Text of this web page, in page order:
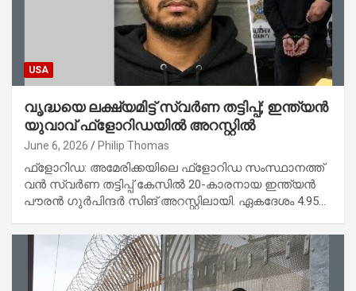
USA
വൃദ്ധയെ ലക്ഷ്യമിട്ട് സ്വർണ തട്ടിപ്പ്; ഇന്ത്യൻ
യുവാവ് ഫ്‌ളോറിഡയിൽ അറസ്റ്റിൽ
June 6, 2026 Philip Thomas
ഫ്‌ളോറിഡ: അമേരിക്കയിലെ ഫ്‌ളോറിഡ സംസ്ഥാനത്ത്
വൻ സ്വർണ തട്ടിപ്പ് കേസിൽ 20-കാരനായ ഇന്ത്യൻ
പൗരൻ ഗുർപിന്ദർ സിങ് അറസ്റ്റിലായി. ഏകദേശം 4.95…